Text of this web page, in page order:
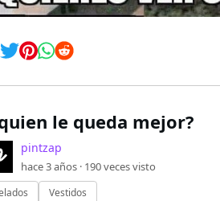
le queda mejor?
pintzap
hace 3 años · 190veces visto
Vestidos